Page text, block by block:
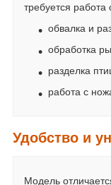
требуется
обвалка и
обработка
разделка
работа с
Удобство и
Модель